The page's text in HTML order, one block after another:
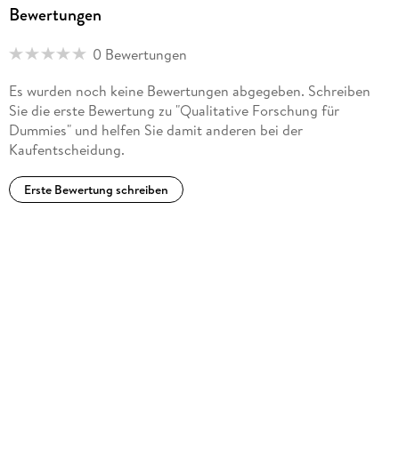
Bewertungen
0 Bewertungen
Es wurden noch keine Bewertungen abgegeben. Schreiben
Sie die erste Bewertung zu "Qualitative Forschung für
Dummies" und helfen Sie damit anderen bei der
Kaufentscheidung.
Erste Bewertung schreiben